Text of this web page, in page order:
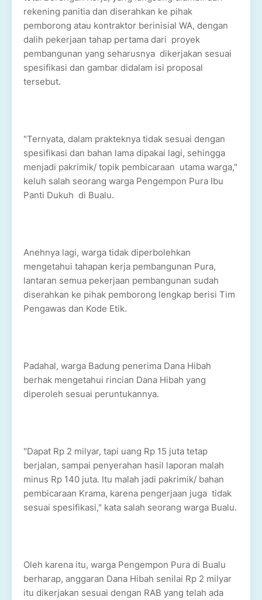
rekening panitia dan diserahkan ke pihak
pemborong atau kontraktor berinisial WA, dengan
dalih pekerjaan tahap pertama dari proyek
pembangunan yang seharusnya dikerjakan sesuai
spesifikasi dan gambar didalam isi proposal
tersebut.
"Ternyata, dalam prakteknya tidak sesuai dengan
spesifikasi dan bahan lama dipakai lagi, sehingga
menjadi pakrimik/ topik pembicaraan utama warga,"
keluh salah seorang warga Pengempon Pura Ibu
Panti Dukuh di Bualu.
Anehnya lagi, warga tidak diperbolehkan
mengetahui tahapan kerja pembangunan Pura,
lantaran semua pekerjaan pembangunan sudah
diserahkan ke pihak pemborong lengkap berisi Tim
Pengawas dan Kode Etik.
Padahal, warga Badung penerima Dana Hibah
berhak mengetahui rincian Dana Hibah yang
diperoleh sesuai peruntukannya.
"Dapat Rp 2 milyar, tapi uang Rp 15 juta tetap
berjalan, sampai penyerahan hasil laporan malah
minus Rp 140 juta. Itu malah jadi pakrimik/ bahan
pembicaraan Krama, karena pengerjaan juga tidak
sesuai spesifikasi," kata salah seorang warga Bualu.
Oleh karena itu, warga Pengempon Pura di Bualu
berharap, anggaran Dana Hibah senilai Rp 2 milyar
itu dikerjakan sesuai dengan RAB yang telah ada